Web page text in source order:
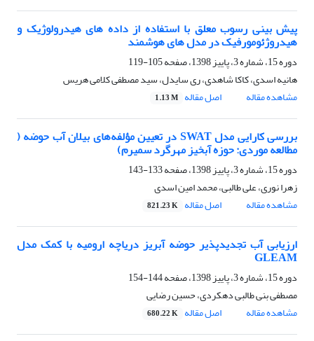
پیش بینی رسوب معلق با استفاده از داده های هیدرولوژیک و
هیدروژئومورفیک در مدل های هوشمند
دوره 15، شماره 3، پاییز 1398، صفحه
105-119
هانیه اسدی، کاکا شاهدی، ری سایدل، سید مصطفی کلامی هریس
مشاهده مقاله
اصل مقاله 1.13 M
بررسی کارایی مدل SWAT در تعیین مؤلفه‌های بیلان آب حوضه (
مطالعه موردی: حوزه آبخیز مهرگرد سمیرم)
دوره 15، شماره 3، پاییز 1398، صفحه
133-143
زهرا نوری، علی طالبی، محمد امین اسدی
مشاهده مقاله
اصل مقاله 821.23 K
ارزیابی آب تجدیدپذیر حوضه آبریز دریاچه ارومیه با کمک مدل
GLEAM
دوره 15، شماره 3، پاییز 1398، صفحه
144-154
مصطفی بنی طالبی دهکردی، حسین رضایی
مشاهده مقاله
اصل مقاله 680.22 K